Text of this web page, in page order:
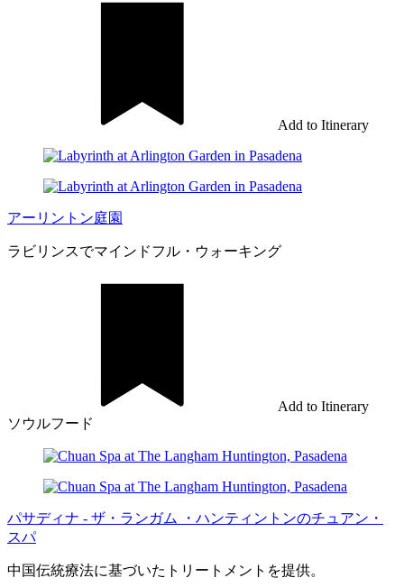
Add to Itinerary
アーリントン庭園
ラビリンスでマインドフル・ウォーキング
Add to Itinerary
ソウルフード
パサディナ - ザ・ランガム ・ハンティントンのチュアン・
スパ
中国伝統療法に基づいたトリートメントを提供。